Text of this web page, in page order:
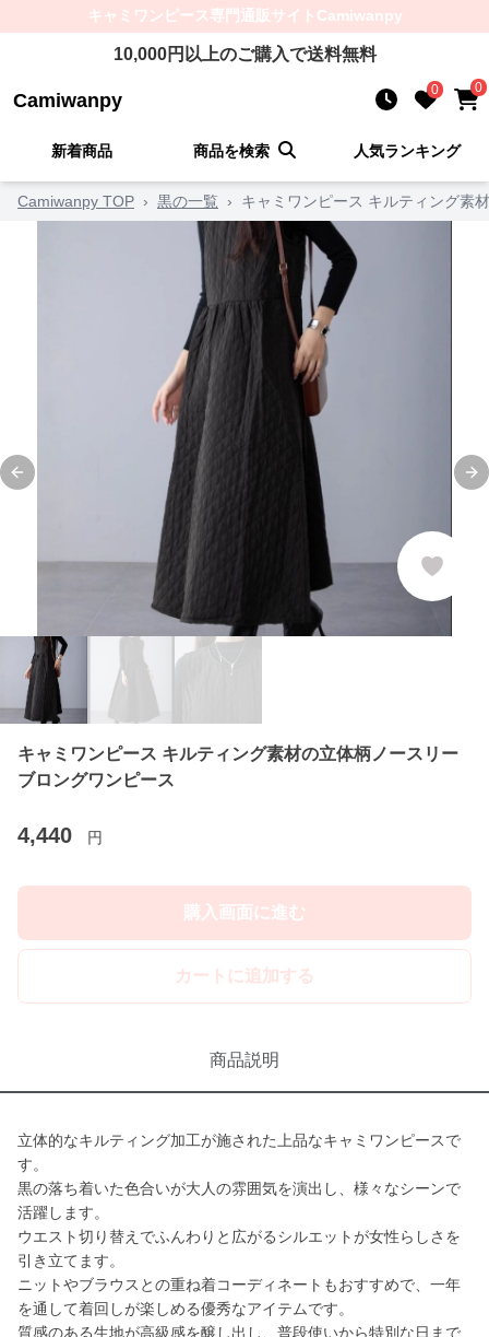
キャミワンピース専門通販サイト Camiwanpy
10,000円以上のご購入で送料無料
Camiwanpy 0 0
新着商品 商品を検索 人気ランキング
Camiwanpy TOP › 黒の一覧 › キャミワンピース キルティング素
Previous slide
キャミワンピース キルティング素材の立体柄ノースリー
ブロングワンピース
4,440 円
購入画面に進む
カートに追加する
商品説明
立体的なキルティング加工が施された上品なキャミワンピースで
す。
黒の落ち着いた色合いが大人の雰囲気を演出し、様々なシーンで
活躍します。
ウエスト切り替えでふんわりと広がるシルエットが女性らしさを
引き立てます。
ニットやブラウスとの重ね着コーディネートもおすすめで、一年
を通して着回しが楽しめる優秀なアイテムです。
質感のある生地が高級感を醸し出し、普段使いから特別な日まで